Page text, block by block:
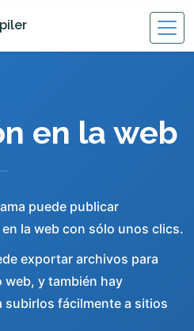
en la web
puede publicar
la web con sólo unos clics.
exportar archivos para
y también hay
subirlos fácilmente a sitios